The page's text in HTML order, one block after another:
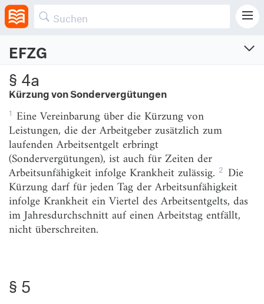
EFZG
Gesetz über die Zahlung des Arbeitsentgelts an Feiertagen und im Krankheitsfall
Zuletzt geändert am 12.5.2026 (BGBl. I S. Nr. 143)
§ 1
Anwendungsbereich
§ 2
Entgeltzahlung an Feiertagen
§ 3
Anspruch auf Entgeltfortzahlung im Krankheitsfall
§ 3a
Anspruch auf Entgeltfortzahlung bei Spende von
Organen, Geweben oder Blut zur Separation von
Blutstammzellen oder anderen Blutbestandteilen
§ 4a
Krankheitsfalle vereinbart werden.
§ 4a
Kürzung von Sondervergütungen
1 Eine Vereinbarung über die Kürzung von
Leistungen, die der Arbeitgeber zusätzlich zum
laufenden Arbeitsentgelt erbringt
(Sondervergütungen), ist auch für Zeiten der
Arbeitsunfähigkeit infolge Krankheit zulässig. 2 Die
Kürzung darf für jeden Tag der Arbeitsunfähigkeit
infolge Krankheit ein Viertel des Arbeitsentgelts, das
im Jahresdurchschnitt auf einen Arbeitstag entfällt,
nicht überschreiten.
§ 5